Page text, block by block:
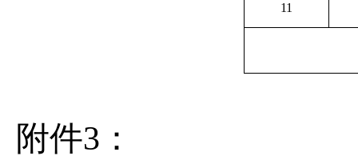
11
附件3 ：